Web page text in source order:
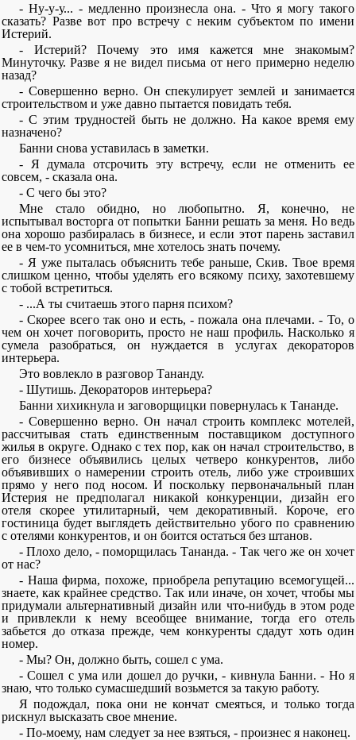
- Ну-у-у... - медленно произнесла она. - Что я могу такого
сказать? Разве вот про встречу с неким субъектом по имени
Истерий.
- Истерий? Почему это имя кажется мне знакомым?
Минуточку. Разве я не видел письма от него примерно неделю
назад?
- Совершенно верно. Он спекулирует землей и занимается
строительством и уже давно пытается повидать тебя.
- С этим трудностей быть не должно. На какое время ему
назначено?
Банни снова уставилась в заметки.
- Я думала отсрочить эту встречу, если не отменить ее
совсем, - сказала она.
- С чего бы это?
Мне стало обидно, но любопытно. Я, конечно, не
испытывал восторга от попытки Банни решать за меня. Но ведь
она хорошо разбиралась в бизнесе, и если этот парень заставил
ее в чем-то усомниться, мне хотелось знать почему.
- Я уже пыталась объяснить тебе раньше, Скив. Твое время
слишком ценно, чтобы уделять его всякому психу, захотевшему
с тобой встретиться.
- ...А ты считаешь этого парня психом?
- Скорее всего так оно и есть, - пожала она плечами. - То, о
чем он хочет поговорить, просто не наш профиль. Насколько я
сумела разобраться, он нуждается в услугах декораторов
интерьера.
Это вовлекло в разговор Тананду.
- Шутишь. Декораторов интерьера?
Банни хихикнула и заговорщицки повернулась к Тананде.
- Совершенно верно. Он начал строить комплекс мотелей,
рассчитывая стать единственным поставщиком доступного
жилья в округе. Однако с тех пор, как он начал строительство, в
его бизнесе объявились целых четверо конкурентов, либо
объявивших о намерении строить отель, либо уже строивших
прямо у него под носом. И поскольку первоначальный план
Истерия не предполагал никакой конкуренции, дизайн его
отеля скорее утилитарный, чем декоративный. Короче, его
гостиница будет выглядеть действительно убого по сравнению
с отелями конкурентов, и он боится остаться без штанов.
- Плохо дело, - поморщилась Тананда. - Так чего же он хочет
от нас?
- Наша фирма, похоже, приобрела репутацию всемогущей...
знаете, как крайнее средство. Так или иначе, он хочет, чтобы мы
придумали альтернативный дизайн или что-нибудь в этом роде
и привлекли к нему всеобщее внимание, тогда его отель
забьется до отказа прежде, чем конкуренты сдадут хоть один
номер.
- Мы? Он, должно быть, сошел с ума.
- Сошел с ума или дошел до ручки, - кивнула Банни. - Но я
знаю, что только сумасшедший возьмется за такую работу.
Я подождал, пока они не кончат смеяться, и только тогда
рискнул высказать свое мнение.
- По-моему, нам следует за нее взяться, - произнес я наконец.